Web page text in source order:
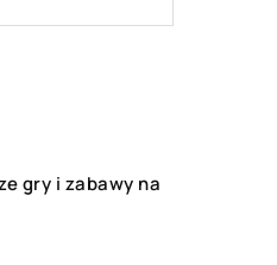
gry i zabawy na